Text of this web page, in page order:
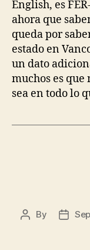
English, es
ahora que
queda por
estado en
un dato
muchos es
sea en todo lo
Post
By
Post